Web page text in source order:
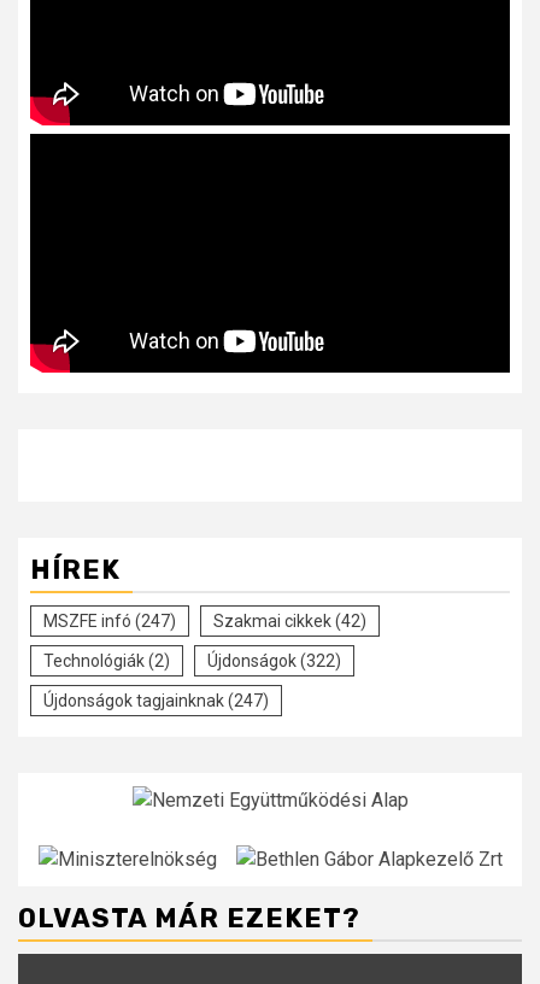
HÍREK
MSZFE infó (247) Szakmai cikkek(42)
Technológiák(2) Újdonságok(322)
Újdonságok tagjainknak(247)
OLVASTA MÁR EZEKET?